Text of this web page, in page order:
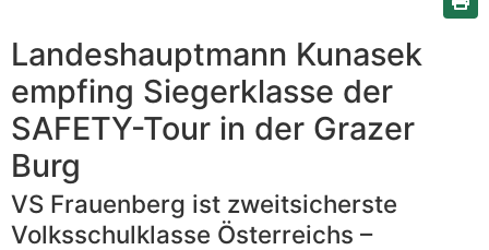
Landeshauptmann Kunasek
empfing Siegerklasse der
SAFETY-Tour in der Grazer
Burg
VS Frauenberg ist zweitsicherste
Volksschulklasse Österreichs –